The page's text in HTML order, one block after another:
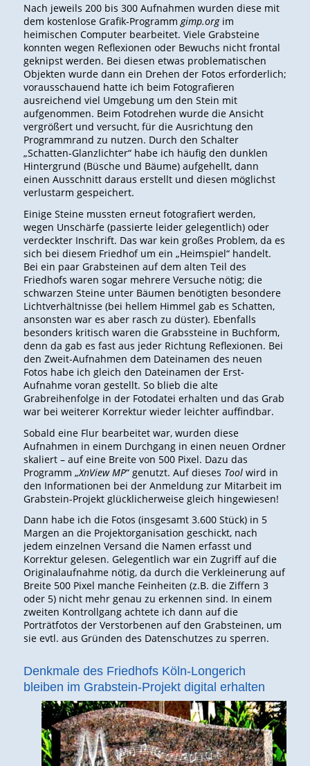
Nach jeweils 200 bis 300 Aufnahmen wurden diese mit
dem kostenlose Grafik-Programm gimp.orgim
heimischen Computer bearbeitet. Viele Grabsteine
konnten wegen Reflexionen oder Bewuchs nicht frontal
geknipst werden. Bei diesen etwas problematischen
Objekten wurde dann ein Drehen der Fotos erforderlich;
vorausschauend hatte ich beim Fotografieren
ausreichend viel Umgebung um den Stein mit
aufgenommen. Beim Fotodrehen wurde die Ansicht
vergrößert und versucht, für die Ausrichtung den
Programmrand zu nutzen. Durch den Schalter
„Schatten-Glanzlichter“ habe ich häufig den dunklen
Hintergrund (Büsche und Bäume) aufgehellt, dann
einen Ausschnitt daraus erstellt und diesen möglichst
verlustarm gespeichert.
Einige Steine mussten erneut fotografiert werden,
wegen Unschärfe (passierte leider gelegentlich) oder
verdeckter Inschrift. Das war kein großes Problem, da es
sich bei diesem Friedhof um ein „Heimspiel“ handelt.
Bei ein paar Grabsteinen auf dem alten Teil des
Friedhofs waren sogar mehrere Versuche nötig; die
schwarzen Steine unter Bäumen benötigten besondere
Lichtverhältnisse (bei hellem Himmel gab es Schatten,
ansonsten war es aber rasch zu düster). Ebenfalls
besonders kritisch waren die Grabssteine in Buchform,
denn da gab es fast aus jeder Richtung Reflexionen. Bei
den Zweit-Aufnahmen dem Dateinamen des neuen
Fotos habe ich gleich den Dateinamen der Erst-
Aufnahme voran gestellt. So blieb die alte
Grabreihenfolge in der Fotodatei erhalten und das Grab
war bei weiterer Korrektur wieder leichter auffindbar.
Sobald eine Flur bearbeitet war, wurden diese
Aufnahmen in einem Durchgang in einen neuen Ordner
skaliert – auf eine Breite von 500 Pixel. Dazu das
Programm „XnView MP“ genutzt. Auf dieses Tool wird in
den Informationen bei der Anmeldung zur Mitarbeit im
Grabstein-Projekt glücklicherweise gleich hingewiesen!
Dann habe ich die Fotos (insgesamt 3.600 Stück) in 5
Margen an die Projektorganisation geschickt, nach
jedem einzelnen Versand die Namen erfasst und
Korrektur gelesen. Gelegentlich war ein Zugriff auf die
Originalaufnahme nötig, da durch die Verkleinerung auf
Breite 500 Pixel manche Feinheiten (z.B. die Ziffern 3
oder 5) nicht mehr genau zu erkennen sind. In einem
zweiten Kontrollgang achtete ich dann auf die
Porträtfotos der Verstorbenen auf den Grabsteinen, um
sie evtl. aus Gründen des Datenschutzes zu sperren.
Denkmale des Friedhofs Köln-Longerich
bleiben im Grabstein-Projekt digital erhalten